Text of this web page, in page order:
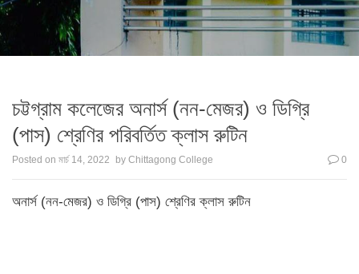
চট্টগ্রাম কলেজের অনার্স (নন-মেজর) ও ডিগ্রি
(পাস) শ্রেণির পরিবর্তিত ক্লাস রুটিন
Posted on মার্চ 14, 2022 by Chittagong College 0
অনার্স (নন-মেজর) ও ডিগ্রি (পাস) শ্রেণির ক্লাস রুটিন